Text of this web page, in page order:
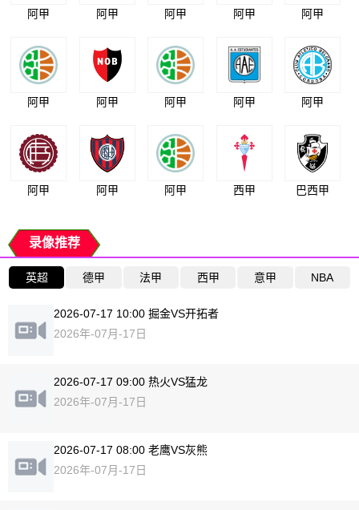
阿甲 阿甲 阿甲 阿甲 阿甲
阿甲 阿甲 阿甲 阿甲 阿甲
阿甲 阿甲 阿甲 西甲 巴西甲
录像推荐
英超 德甲 法甲 西甲 意甲 NBA
2026-07-17 10:00 掘金VS开拓者
2026年-07月-17日
2026-07-17 09:00 热火VS猛龙
2026年-07月-17日
2026-07-17 08:00 老鹰VS灰熊
2026年-07月-17日